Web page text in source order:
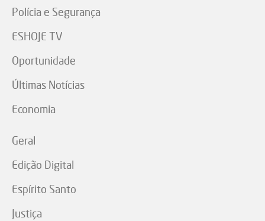
Polícia e Segurança
ESHOJE TV
Oportunidade
Últimas Notícias
Economia
Geral
Edição Digital
Espírito Santo
Justiça